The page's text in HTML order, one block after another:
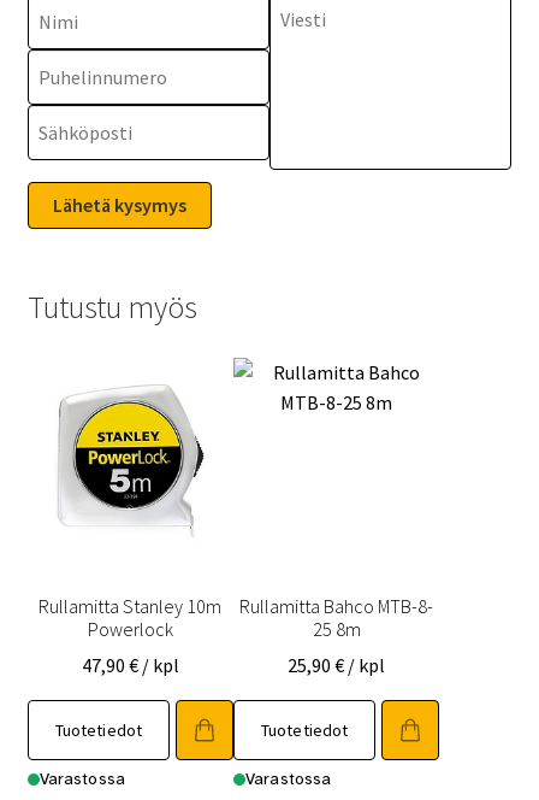
Tutustu myös
Rullamitta Stanley 10m
Powerlock
47,90 € / kpl
Tuotetiedot
Varastossa
Rullamitta Bahco MTB-8-
25 8m
25,90€ / kpl
Tuotetiedot
Varastossa